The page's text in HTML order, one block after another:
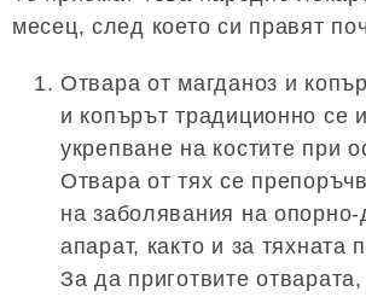
месец, след което си правят
Отвара от магданоз и
и копърът традиционно се
укрепване на костите при
Отвара от тях се
на заболявания на опорно-
апарат, както и за тяхната
За да приготвите